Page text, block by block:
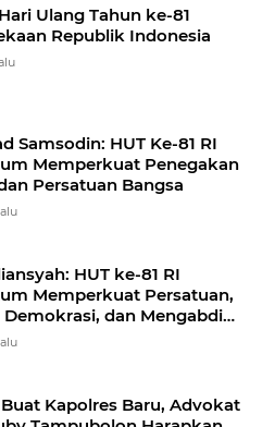
Ulang Tahun ke-81
Republik Indonesia
Samsodin: HUT Ke-81 RI
Memperkuat Penegakan
Persatuan Bangsa
HUT ke-81 RI
Memperkuat Persatuan,
Demokrasi, dan Mengabdi
Kapolres Baru, Advokat